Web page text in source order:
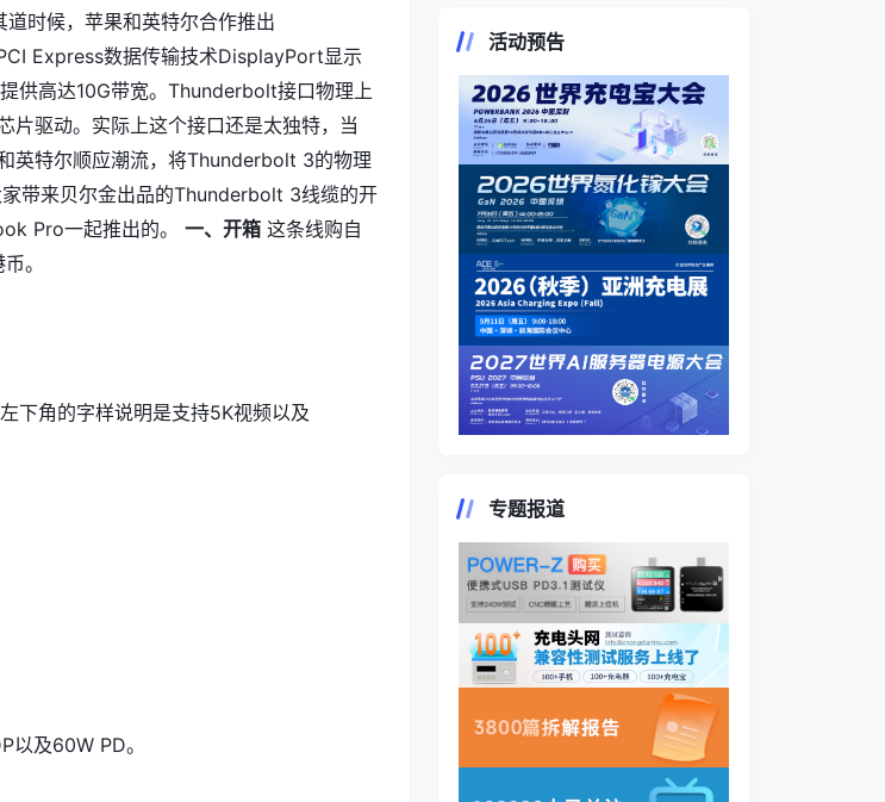
时候，苹果和英特尔合作推出
Express数据传输技术DisplayPort显示
供高达10G带宽。Thunderbolt接口物理上
驱动。实际上这个接口还是太独特，当
英特尔顺应潮流，将Thunderbolt 3的物理
带来贝尔金出品的Thunderbolt 3线缆的开
Pro一起推出的。 一、开箱 这条线购自
。
下角的字样说明是支持5K视频以及
及60W PD。
活动预告
专题报道